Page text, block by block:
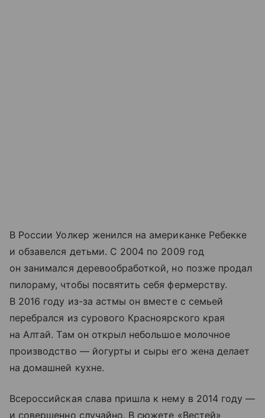
В России Уолкер женился на американке Ребекке
и обзавелся детьми. С 2004 по 2009 год
он занимался деревообработкой, но позже продал
пилораму, чтобы посвятить себя фермерству.
В 2016 году из-за астмы он вместе с семьей
перебрался из сурового Красноярского края
на Алтай. Там он открыл небольшое молочное
производство — йогурты и сыры его жена делает
на домашней кухне.
Всероссийская слава пришла к нему в 2014 году —
и совершенно случайно. В сюжете «Вестей»